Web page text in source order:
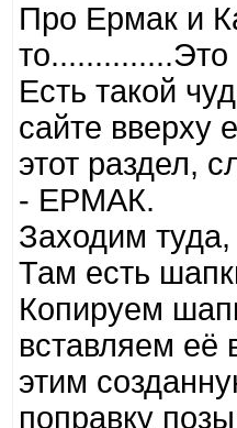
Про Ермак и
то..............Это
Есть такой
сайте вверху
этот раздел,
- ЕРМАК.
Заходим
Там есть
Копируем
вставляем её
этим
поправку